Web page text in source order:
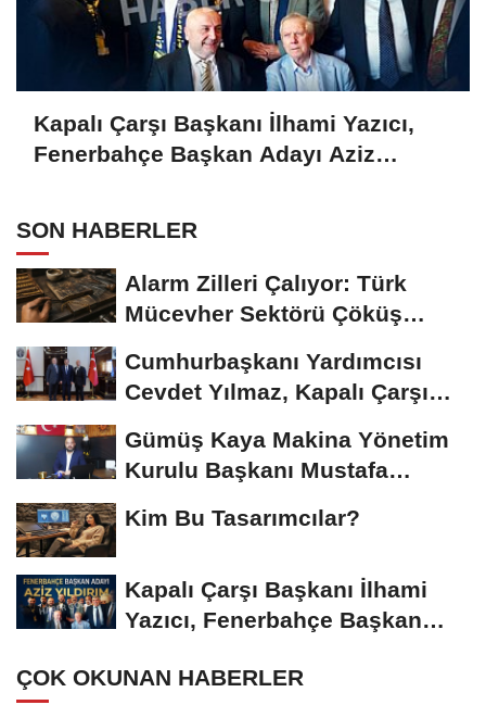
Kapalı Çarşı Başkanı İlhami Yazıcı,
Fenerbahçe Başkan Adayı Aziz
SON HABERLER
Alarm Zilleri Çalıyor: Türk
Mücevher Sektörü Çöküş
Cumhurbaşkanı Yardımcısı
Cevdet Yılmaz, Kapalı Çarşı
Gümüş Kaya Makina Yönetim
Kurulu Başkanı Mustafa
Kim Bu Tasarımcılar?
Kapalı Çarşı Başkanı İlhami
Yazıcı, Fenerbahçe Başkan
ÇOK OKUNAN HABERLER